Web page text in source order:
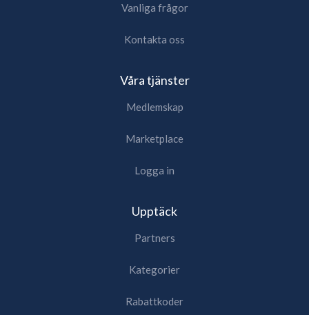
Vanliga frågor
Kontakta oss
Våra tjänster
Medlemskap
Marketplace
Logga in
Upptäck
Partners
Kategorier
Rabattkoder